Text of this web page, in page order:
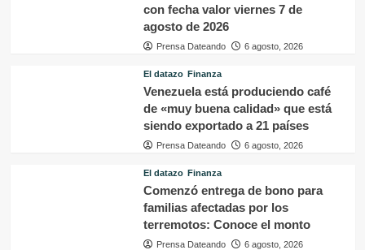
con fecha valor viernes 7 de
agosto de 2026
Prensa Dateando 6 agosto, 2026
El datazo Finanza
Venezuela está produciendo café
de «muy buena calidad» que está
siendo exportado a 21 países
Prensa Dateando 6 agosto, 2026
El datazo Finanza
Comenzó entrega de bono para
familias afectadas por los
terremotos: Conoce el monto
Prensa Dateando 6 agosto, 2026